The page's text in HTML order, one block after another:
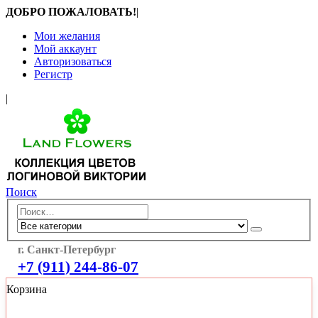
ДОБРО ПОЖАЛОВАТЬ!|
Мои желания
Мой аккаунт
Авторизоваться
Регистр
|
Поиск
г. Санкт-Петербург
+7 (911) 244-86-07
Корзина